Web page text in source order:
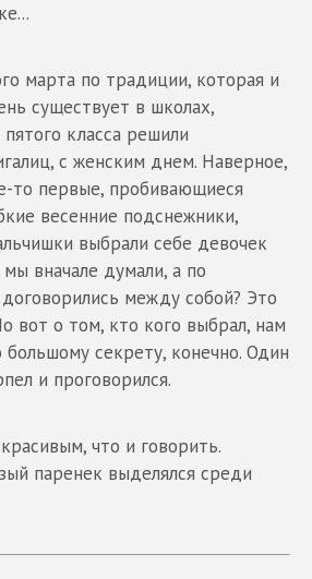
марта по традиции, которая и
существует в школах,
класса решили
с женским днем. Наверное,
то первые, пробивающиеся
весенние подснежники,
выбрали себе девочек
вначале думали, а по
между собой? Это
вот о том, кто кого выбрал, нам
большому секрету, конечно. Один
и проговорился.
что и говорить.
паренек выделялся среди